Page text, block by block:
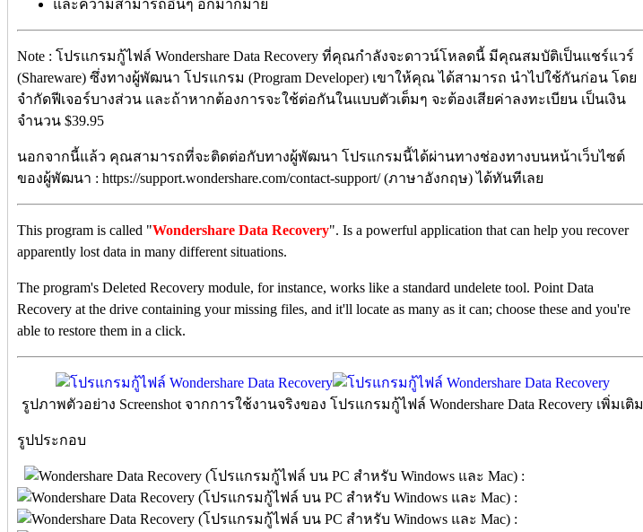
และความสามารถอื่นๆ อีกมากมาย
Note : โปรแกรมกู้ไฟล์ Wondershare Data Recovery ที่คุณกำลังจะดาวน์โหลดนี้ มีคุณสมบัติเป็นแชร์แวร์
(Shareware) ซึ่งทางผู้พัฒนา โปรแกรม (Program Developer) เขาให้คุณ ได้สามารถ นำไปใช้กันก่อน โดย
จำกัดฟีเจอร์บางส่วน และถ้าหากต้องการจะใช้ต่อกันในแบบตัวเต็มๆ จะต้องเสียค่าลงทะเบียน เป็นเงิน
จำนวน $39.95
นอกจากนี้แล้ว คุณสามารถที่จะติดต่อกับทางผู้พัฒนา โปรแกรมนี้ได้ผ่านทางช่องทางบนหน้าเว็บไซต์
ของผู้พัฒนา : https://support.wondershare.com/contact-support/ (ภาษาอังกฤษ) ได้ทันทีเลย
This program is called "Wondershare Data Recovery". Is a powerful application that can help you recover
apparently lost data in many different situations.
The program's Deleted Recovery module, for instance, works like a standard undelete tool. Point Data
Recovery at the drive containing your missing files, and it'll locate as many as it can; choose these and you're
able to restore them in a click.
รูปภาพตัวอย่าง Screenshot จากการใช้งานจริงของ โปรแกรมกู้ไฟล์ Wondershare Data Recovery เพิ่มเติม
รูปประกอบ